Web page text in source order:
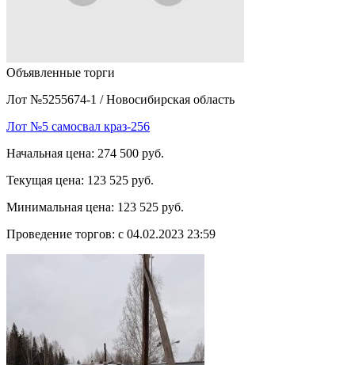
Объявленные торги
Лот №5255674-1 / Новосибирская область
Лот №5 самосвал краз-256
Начальная цена: 274 500 руб.
Текущая цена: 123 525 руб.
Минимальная цена: 123 525 руб.
Проведение торгов: с 04.02.2023 23:59